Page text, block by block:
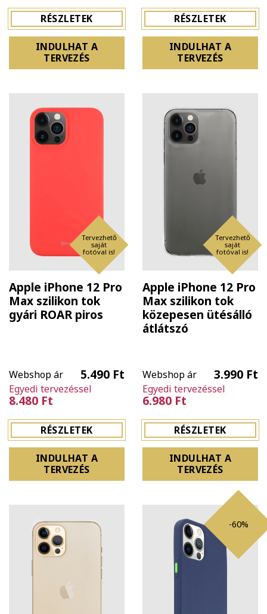
RÉSZLETEK
INDULHAT A
TERVEZÉS
RÉSZLETEK
INDULHAT A
TERVEZÉS
Tervezhető
saját
fotóval is!
Apple iPhone 12 Pro
Max szilikon tok
gyári ROAR piros
Webshop ár 5.490 Ft
Egyedi tervezéssel
8.480 Ft
RÉSZLETEK
INDULHAT A
TERVEZÉS
Tervezhető
saját
fotóval is!
Apple iPhone 12 Pro
Max szilikon tok
közepesen ütésálló
átlátszó
Webshop ár 3.990 Ft
Egyedi tervezéssel
6.980 Ft
RÉSZLETEK
INDULHAT A
TERVEZÉS
-60%